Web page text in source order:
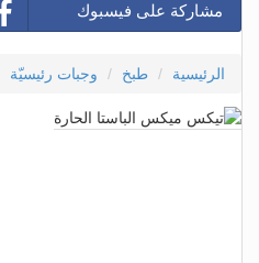
مشاركة على فيسبوك
الرئيسية طبخ وجبات رئيسيّة